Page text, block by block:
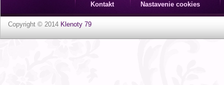
Kontakt
Nastavenie cookies
Copyright © 2014 Klenoty 79